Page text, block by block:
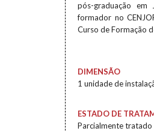
pós-graduação em
formador no
Curso de Formação
DIMENSÃO
1 unidade de
ESTADO DE
Parcialmente tratado